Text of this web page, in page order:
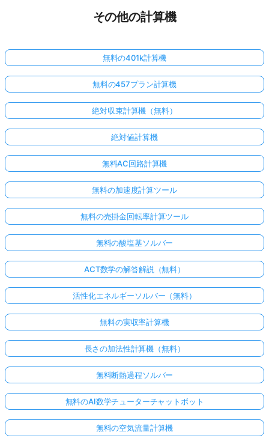
その他の計算機
無料の401k計算機
無料の457プラン計算機
絶対収束計算機（無料）
絶対値計算機
無料AC回路計算機
無料の加速度計算ツール
無料の売掛金回転率計算ツール
無料の酸塩基ソルバー
ACT数学の解答解説（無料）
活性化エネルギーソルバー（無料）
無料の実収率計算機
長さの加法性計算機（無料）
無料断熱過程ソルバー
無料のAI数学チューターチャットボット
無料の空気流量計算機